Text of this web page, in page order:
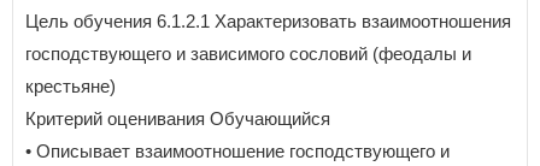
Цель обучения 6.1.2.1 Характеризовать взаимоотношения
господствующего и зависимого сословий (феодалы и
крестьяне)
Критерий оценивания Обучающийся
• Описывает взаимоотношение господствующего и